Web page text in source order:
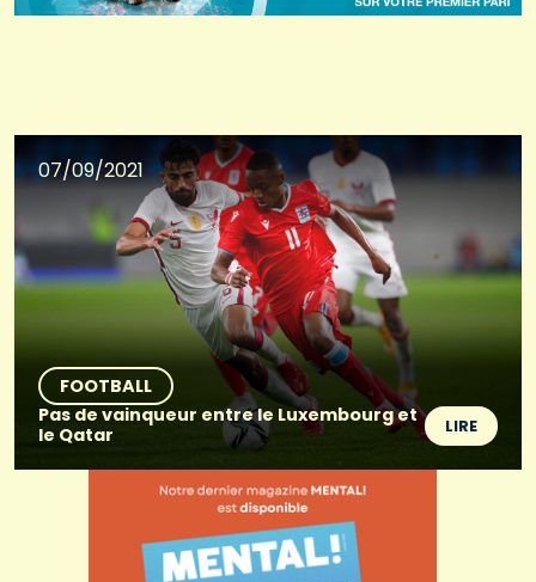
07/09/2021
FOOTBALL
Pas de vainqueur entre le Luxembourg et
le Qatar
LIRE